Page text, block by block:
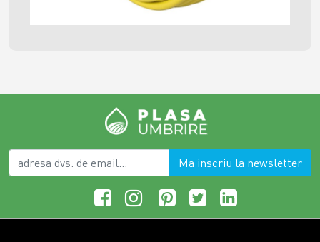
Ma inscriu la newsletter